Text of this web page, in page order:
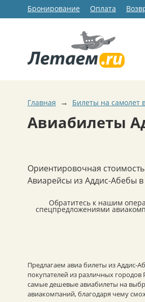
Бронирование Оплата
Главная → Билеты на самолет
Авиабилеты
Ориентировочная
Авиарейсы из Аддис-Абебы
Обратитесь к нашим
спецпредложениями
Предлагаем авиа билеты из Аддис-
покупателей из различных
самые дешевые авиабилеты на
авиакомпаний, благодаря чему